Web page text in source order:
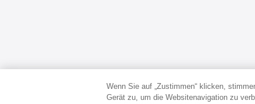
Wenn Sie auf „Zustimmen“ klicken,
Gerät zu, um die Websitenavigation zu